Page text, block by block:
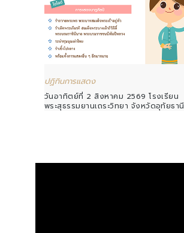
ปฏิทินการแสดง
วันอาทิตย์ที่ 2 สิงหาคม 2569 โรงเรียน
พระสุธรรมยานเถระวิทยา จังหวัดอุทัยธานี